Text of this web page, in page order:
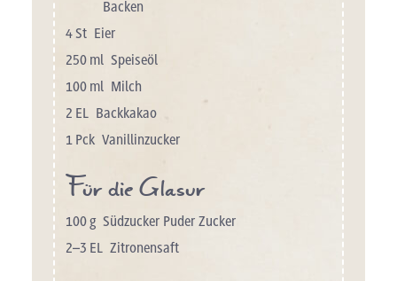
Backen
4 St
Eier
250 ml Speiseöl
100 ml
Milch
2 EL
Backkakao
1 Pck Vanillinzucker
Für die Glasur
100g Südzucker Puder Zucker
2–3 EL Zitronensaft